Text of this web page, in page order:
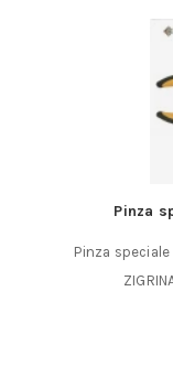
2015
a punta lunghi